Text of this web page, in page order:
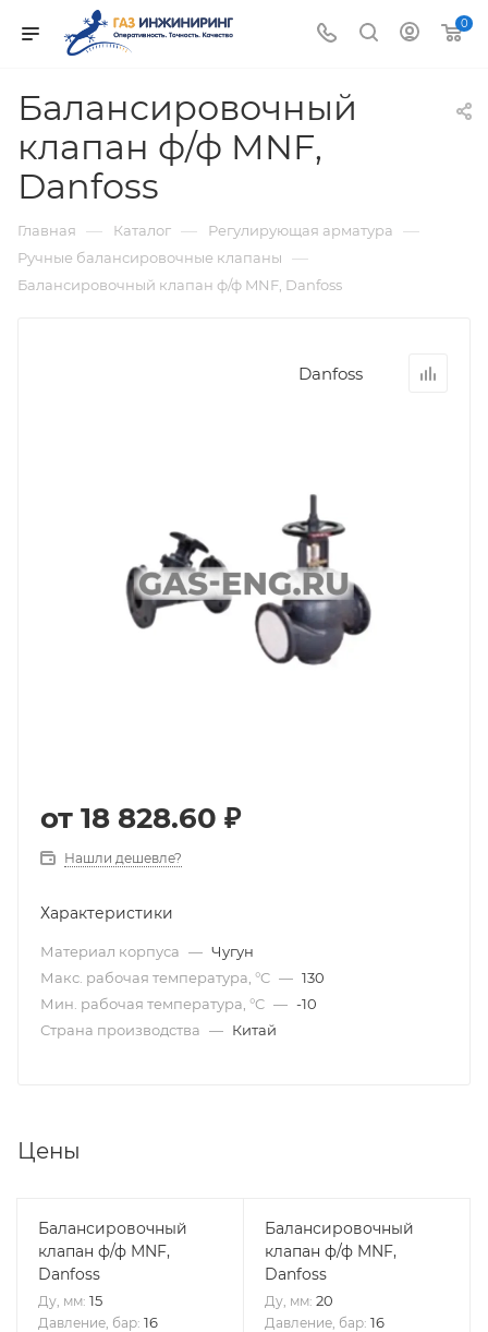
0
Балансировочный
клапан ф/ф MNF,
Danfoss
Главная — Каталог — Регулирующая арматура —
Ручные балансировочные клапаны —
Балансировочный клапан ф/ф MNF, Danfoss
Danfoss
от 18 828.60 ₽
Нашли дешевле?
Характеристики
Материал корпуса — Чугун
Макс. рабочая температура, °C — 130
Мин. рабочая температура, °C — -10
Страна производства — Китай
Цены
Балансировочный
клапан ф/ф MNF,
Danfoss
Ду, мм: 15
Давление, бар: 16
Балансировочный
клапан ф/ф MNF,
Danfoss
Ду, мм: 20
Давление, бар: 16